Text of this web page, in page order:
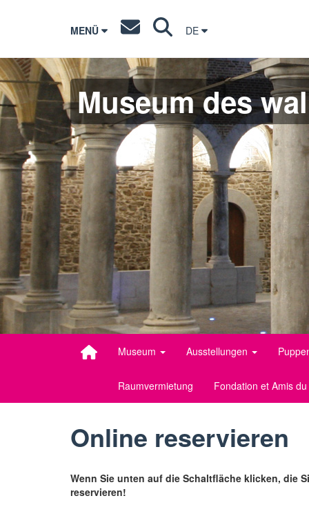
MENÜ DE
Museum des
Museum Ausstellungen
Raumvermietung Fondation et Amis
Online reservieren
Wenn Sie unten auf die Schaltfläche klicken, die
reservieren!